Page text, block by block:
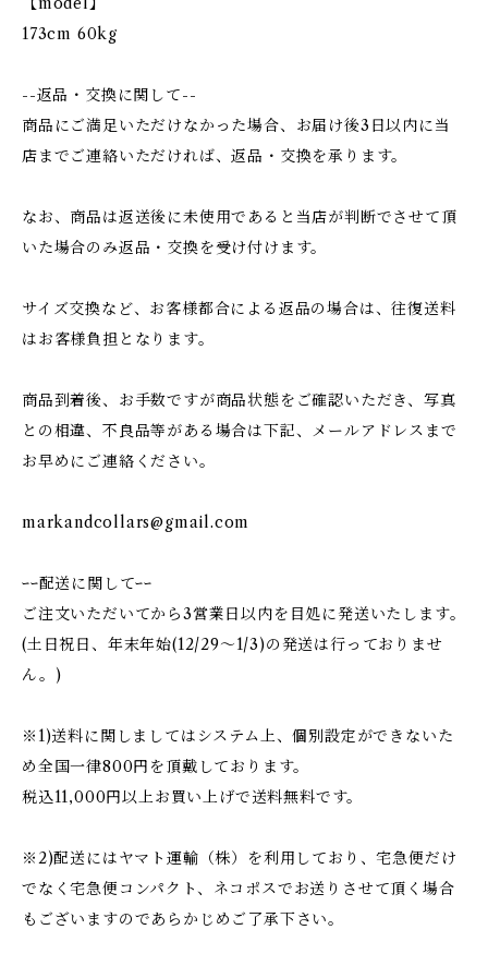
173cm 60kg
--返品・交換に関して--
商品にご満足いただけなかった場合、お届け後3日以内に当
店までご連絡いただければ、返品・交換を承ります。
なお、商品は返送後に未使用であると当店が判断でさせて頂
いた場合のみ返品・交換を受け付けます。
サイズ交換など、お客様都合による返品の場合は、往復送料
はお客様負担となります。
商品到着後、お手数ですが商品状態をご確認いただき、写真
との相違、不良品等がある場合は下記、メールアドレスまで
お早めにご連絡ください。
markandcollars@gmail.com
ｰｰ配送に関してｰｰ
ご注文いただいてから3営業日以内を目処に発送いたします。
(土日祝日、年末年始(12/29〜1/3)の発送は行っておりませ
ん。)
※1)送料に関しましてはシステム上、個別設定ができないた
め全国一律800円を頂戴しております。
税込11,000円以上お買い上げで送料無料です。
※2)配送にはヤマト運輸（株）を利用しており、宅急便だけ
でなく宅急便コンパクト、ネコポスでお送りさせて頂く場合
もございますのであらかじめご了承下さい。